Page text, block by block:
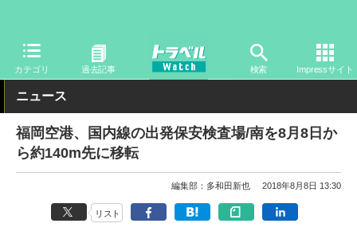
カテゴリ 過去記事 検索 Impressサイト
トラベル Watch 地域 国内旅行 九州
ニュース
福岡空港、国内線の出発保安検査場/南を8月8日か
ら約140m先に移転
編集部：多和田新也 2018年8月8日 13:30
リスト